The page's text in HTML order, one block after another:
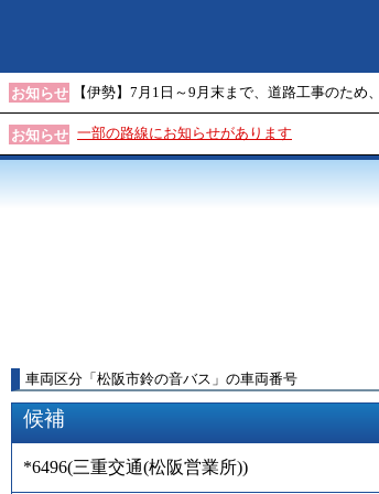
お知らせ 【伊勢】7月1日～9月末まで、道路工事のため
お知らせ 一部の路線にお知らせがあります
車両区分 「 松阪市鈴の音バス 」 の車両番号
候補
*6496(三重交通(松阪営業所))